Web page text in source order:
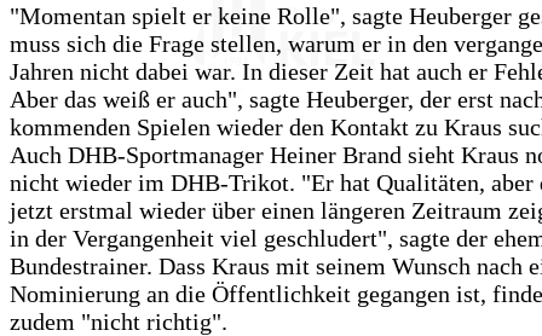
"Momentan spielt er keine Rolle", sagte Heuberger
muss sich die Frage stellen, warum er in den
Jahren nicht dabei war. In dieser Zeit hat auch er
Aber das weiß er auch", sagte Heuberger, der erst
kommenden Spielen wieder den Kontakt zu Kraus
Auch DHB-Sportmanager Heiner Brand sieht Kraus
nicht wieder im DHB-Trikot. "Er hat Qualitäten, aber
jetzt erstmal wieder über einen längeren Zeitraum
in der Vergangenheit viel geschludert", sagte der
Bundestrainer. Dass Kraus mit seinem Wunsch nach
Nominierung an die Öffentlichkeit gegangen ist,
zudem "nicht richtig".